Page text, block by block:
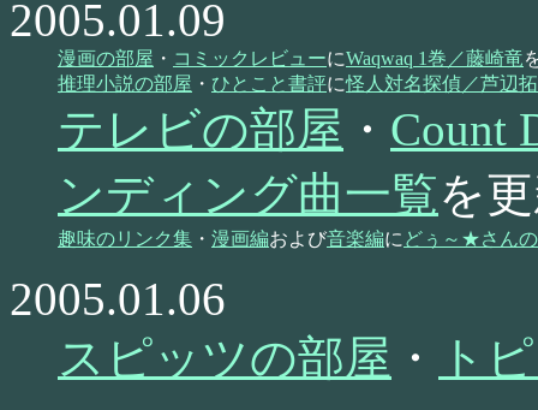
2005.01.09
漫画の部屋 ・ コミックレビューにWaqwaq 1巻／藤崎竜
推理小説の部屋 ・ ひとこと書評に怪人対名探偵／芦辺拓
テレビの部屋 ・ Count
ンディング曲一覧を
趣味のリンク集 ・ 漫画編および音楽編に どぅ～★さん
2005.01.06
スピッツの部屋 ・
ト